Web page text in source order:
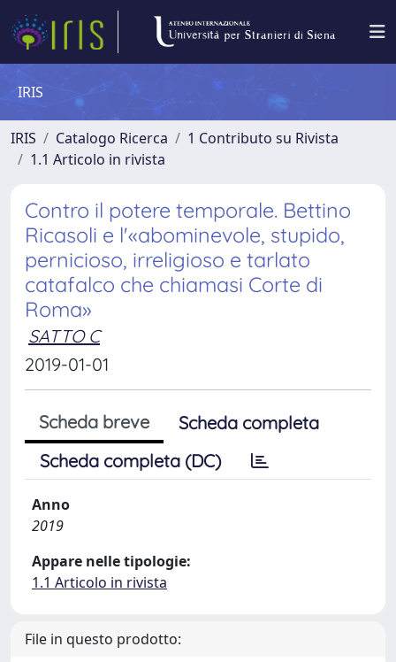
IRIS
IRIS Catalogo Ricerca
1 Contributo su Rivista
1.1 Articolo in rivista
Contro il potere temporale. Bettino
Ricasoli e l'«abominevole, stupido,
pernicioso, irreligioso e tarlato
catafalco che chiamasi Corte di
Roma»
SATTO C
2019-01-01
Scheda breve
Scheda completa
Scheda completa (DC)
Anno
2019
Appare nelle tipologie:
1.1 Articolo in rivista
File in questo prodotto: